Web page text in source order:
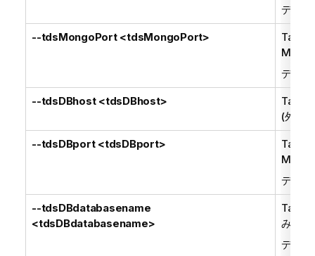
デフ
--tdsMongoPort <tdsMongoPort>
デフ
--tdsDBhost <tdsDBhost>
(外部
--tdsDBport <tdsDBport>
デフ
--tdsDBdatabasename
<tdsDBdatabasename>
み込
デフ